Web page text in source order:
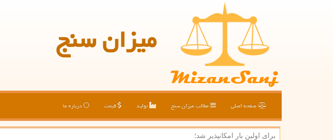
میزان سنج
صفحه اصلی مطالب میزان سنج تولید قیمت درباره ما
برای اولین بار امكانپذیر شد؛